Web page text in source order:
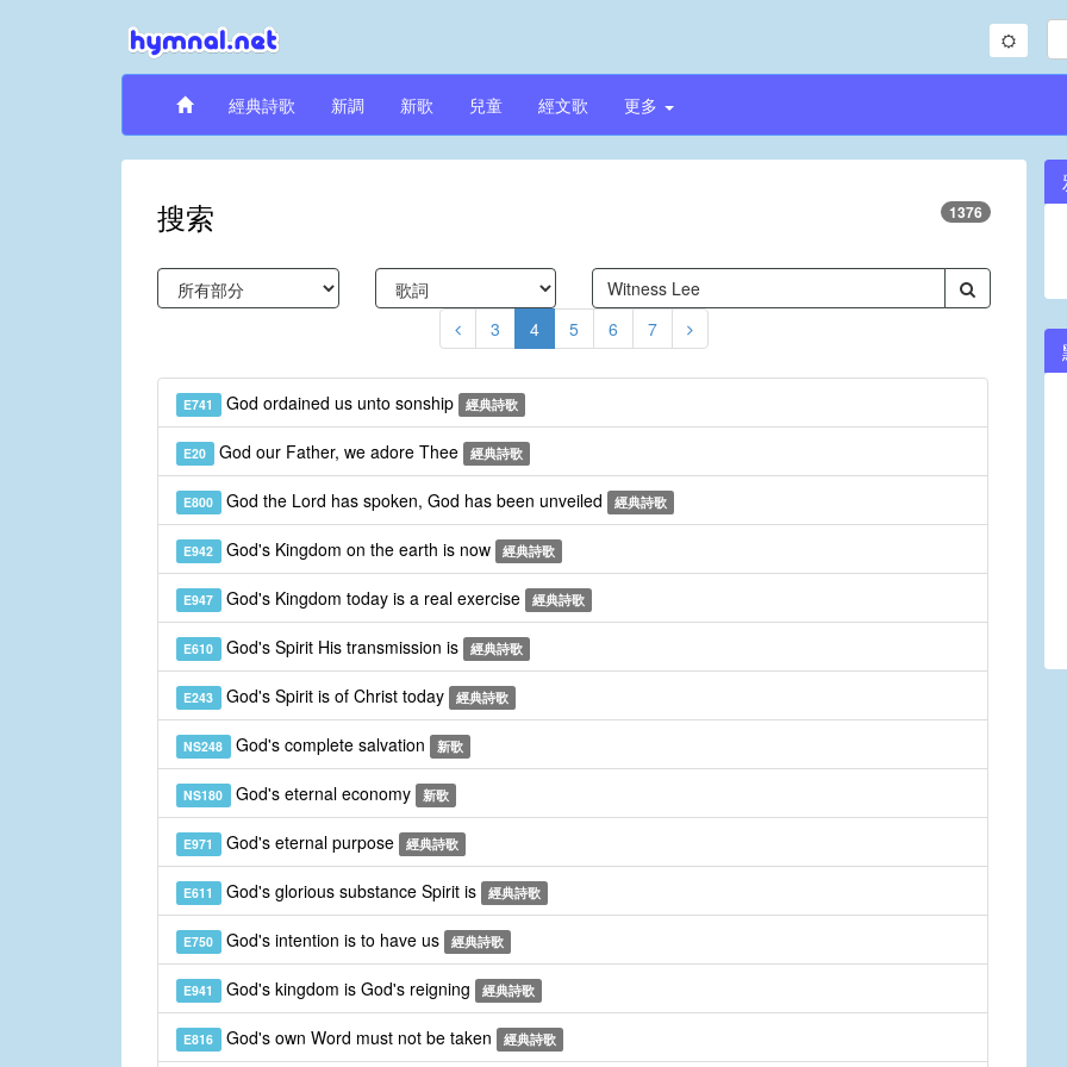
經典詩歌 新調 新歌 兒童 經文歌 更多
搜索 1376
3 4 5 6 7
E741 God ordained us unto sonship 經典詩歌
E20 God our Father, we adore Thee 經典詩歌
E800 God the Lord has spoken, God has been unveiled 經典詩歌
E942 God's Kingdom on the earth is now 經典詩歌
E947 God's Kingdom today is a real exercise 經典詩歌
E610 God's Spirit His transmission is 經典詩歌
E243 God's Spirit is of Christ today 經典詩歌
NS248 God's complete salvation 新歌
NS180 God's eternal economy 新歌
E971 God's eternal purpose 經典詩歌
E611 God's glorious substance Spirit is 經典詩歌
E750 God's intention is to have us 經典詩歌
E941 God's kingdom is God's reigning 經典詩歌
E816 God's own Word must not be taken 經典詩歌